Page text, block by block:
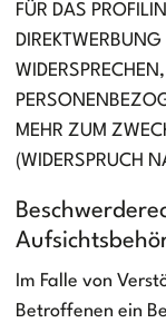
FÜR DAS
MEHR ZUM
(WIDERSPRUCH
Im Falle von
Betroffenen ein